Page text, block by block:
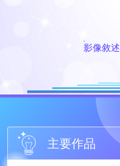
影像敘述
主要作品